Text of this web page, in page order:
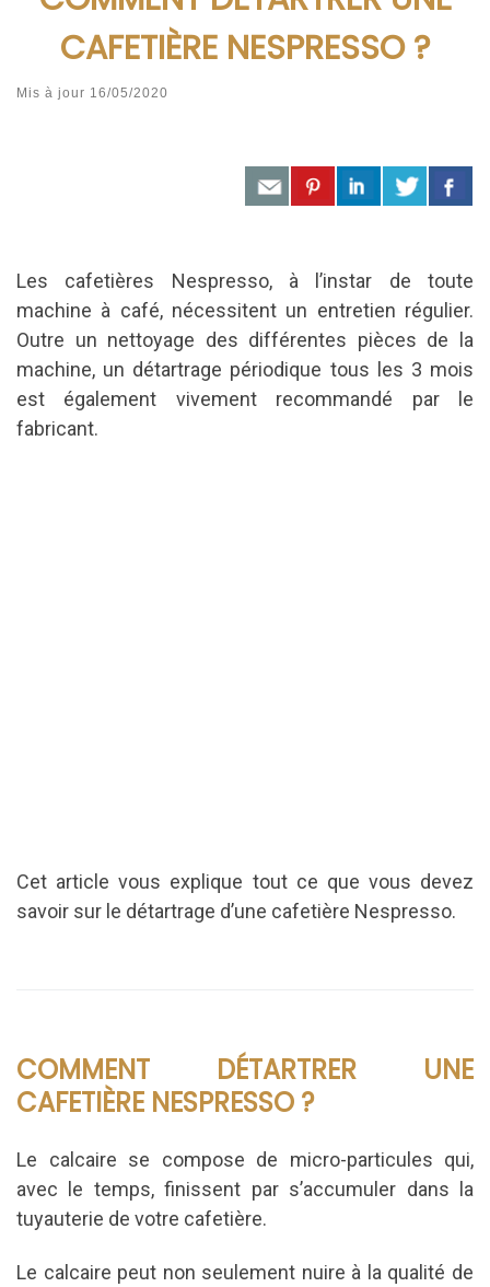
CAFETIÈRE NESPRESSO ?
Mis à jour 16/05/2020
Les cafetières Nespresso, à l’instar de toute
machine à café, nécessitent un entretien régulier.
Outre un nettoyage des différentes pièces de la
machine, un détartrage périodique tous les 3 mois
est également vivement recommandé par le
fabricant.
Cet article vous explique tout ce que vous devez
savoir sur le détartrage d’une cafetière Nespresso.
COMMENT DÉTARTRER UNE
CAFETIÈRE NESPRESSO ?
Le calcaire se compose de micro-particules qui,
avec le temps, finissent par s’accumuler dans la
tuyauterie de votre cafetière.
Le calcaire peut non seulement nuire à la qualité de